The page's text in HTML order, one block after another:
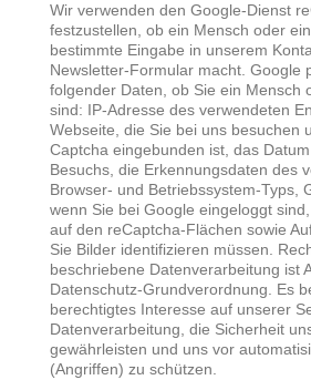
Wir verwenden den Google-Dienst
festzustellen, ob ein Mensch oder
bestimmte Eingabe in unserem
Newsletter-Formular macht. Google
folgender Daten, ob Sie ein Mensch
sind: IP-Adresse des verwendeten
Webseite, die Sie bei uns besuchen
Captcha eingebunden ist, das
Besuchs, die Erkennungsdaten des
Browser- und Betriebssystem-Typs,
wenn Sie bei Google eingeloggt
auf den reCaptcha-Flächen sowie
Sie Bilder identifizieren müssen.
beschriebene Datenverarbeitung ist
Datenschutz-Grundverordnung. Es
berechtigtes Interesse auf unserer
Datenverarbeitung, die Sicherheit
gewährleisten und uns vor
(Angriffen) zu schützen.